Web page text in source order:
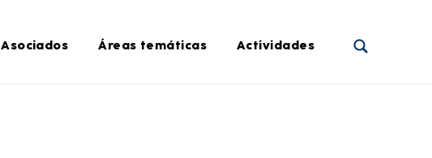
Asociados Áreas temáticas Actividades